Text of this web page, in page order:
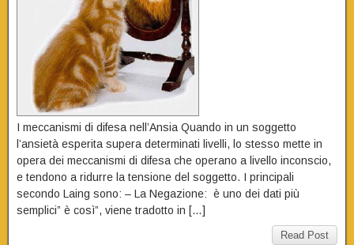
I meccanismi di difesa nell’Ansia Quando in un soggetto
l’ansietà esperita supera determinati livelli, lo stesso mette in
opera dei meccanismi di difesa che operano a livello inconscio,
e tendono a ridurre la tensione del soggetto. I principali
secondo Laing sono: – La Negazione: è uno dei dati più
semplici” è così”, viene tradotto in […]
Read Post